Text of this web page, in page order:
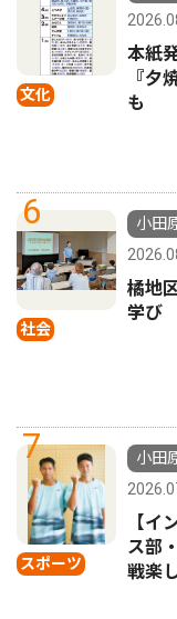
文化
本紙
『夕
も
6
社会
小田
橘地
学び
7
スポーツ
小田
【イ
ス部
戦楽